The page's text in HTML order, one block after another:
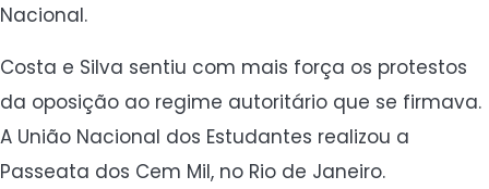
Nacional.
Costa e Silva sentiu com mais força os protestos
da oposição ao regime autoritário que se firmava.
A União Nacional dos Estudantes realizou a
Passeata dos Cem Mil, no Rio de Janeiro.